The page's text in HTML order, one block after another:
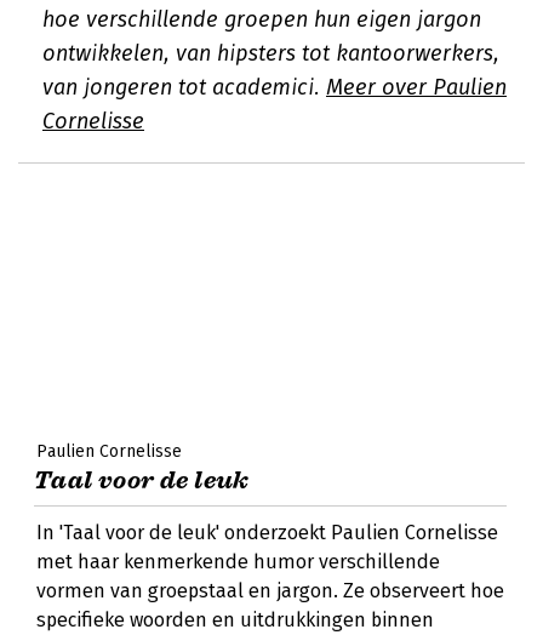
hoe verschillende groepen hun eigen jargon
ontwikkelen, van hipsters tot kantoorwerkers,
van jongeren tot academici. Meer over Paulien
Cornelisse
Paulien Cornelisse
Taal voor de leuk
In 'Taal voor de leuk' onderzoekt Paulien Cornelisse
met haar kenmerkende humor verschillende
vormen van groepstaal en jargon. Ze observeert hoe
specifieke woorden en uitdrukkingen binnen